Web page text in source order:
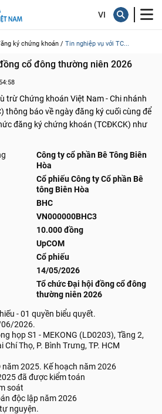
ký chứng khoán / Tin nghiệp vụ với TC...
cổ đông thường niên 2026
trừ Chứng khoán Việt Nam - Chi nhánh
thông báo về ngày đăng ký cuối cùng để
đăng ký chứng khoán (TCĐKCK) như
Công ty cổ phần Bê Tông Biên
Hòa
Cổ phiếu Công ty Cổ phần Bê
tông Biên Hòa
BHC
VN000000BHC3
10.000 đồng
UpCOM
Cổ phiếu
14/05/2026
Tổ chức Đại hội đồng cổ đông
thường niên 2026
- 01 quyền biểu quyết.
2026.
họp S1 - MEKONG (LD0203), Tầng 2,
Thọ, P. Bình Trưng, TP. HCM
năm 2025. Kế hoạch năm 2026
đã được kiểm toán
soát
độc lập năm 2026
nguyện.